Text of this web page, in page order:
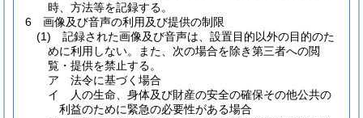
時、方法等を記録する。
6 画像及び音声の利用及び提供の制限
(1) 記録された画像及び音声は、設置目的以外の目的のた
めに利用しない。また、次の場合を除き第三者への閲
覧・提供を禁止する。
ア 法令に基づく場合
イ 人の生命、身体及び財産の安全の確保その他公共の
利益のために緊急の必要性がある場合